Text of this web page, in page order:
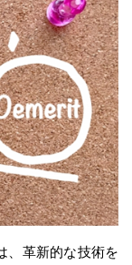
、革新的な技術を